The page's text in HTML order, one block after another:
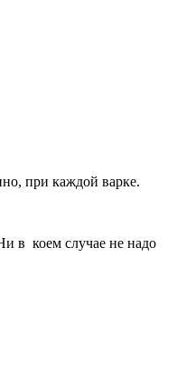
при каждой варке.
в коем случае не надо